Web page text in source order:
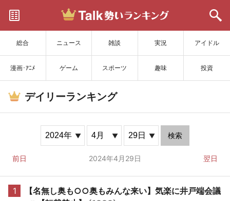
総合 ニュース 雑談 実況 アイドル
漫画･ｱﾆﾒ ゲーム スポーツ 趣味 投資
サイトを更新
デイリーランキング
検索
前日 2024年4月29日 翌日
1
【名無し奥も○○奥もみんな来い】気楽に井戸端会議